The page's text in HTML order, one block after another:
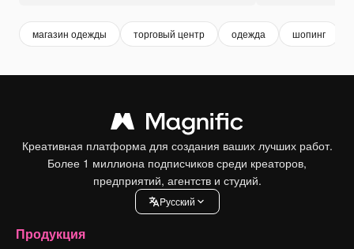
магазин одежды торговый центр одежда шопинг
Креативная платформа для создания ваших лучших работ.
Более 1 миллиона подписчиков среди креаторов,
предприятий, агентств и студий.
Pусский
Продукция